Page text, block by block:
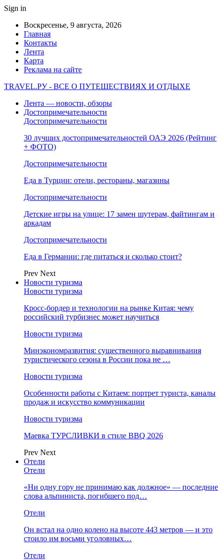
Sign in
Воскресенье, 9 августа, 2026
Главная
Контакты
Лента
Карта
Реклама на сайте
TRAVEL.РУ - ВСЕ О ПУТЕШЕСТВИЯХ И ОТДЫХЕ
Лента — новости, обзоры
Достопримечательности
Достопримечательности
30 лучших достопримечательностей ОАЭ 2026 (Рейтинг
+ ФОТО)
Достопримечательности
Еда в Турции: отели, рестораны, магазины
Достопримечательности
Детские игры на улице: 17 замен шутерам, файтингам и
аркадам
Достопримечательности
Еда в Германии: где питаться и сколько стоит?
Prev Next
Новости туризма
Новости туризма
Кросс-бордер и технологии на рынке Китая: чему
российский турбизнес может научиться
Новости туризма
Минэкономразвития: существенного выравнивания
туристического сезона в России пока не …
Новости туризма
Особенности работы с Китаем: портрет туриста, каналы
продаж и искусство коммуникации
Новости туризма
Маевка ТУРСЛИВКИ в стиле BBQ 2026
Prev Next
Отели
Отели
«Ни одну гору не принимаю как должное» — последние
слова альпиниста, погибшего под…
Отели
Он встал на одно колено на высоте 443 метров — и это
стоило им восьми уголовных…
Отели